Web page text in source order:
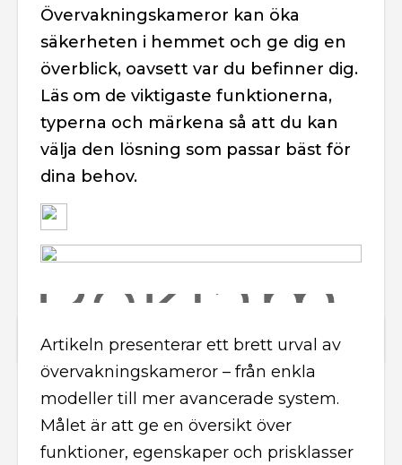
Övervakningskameror kan öka
säkerheten i hemmet och ge dig en
överblick, oavsett var du befinner dig.
Läs om de viktigaste funktionerna,
typerna och märkena så att du kan
välja den lösning som passar bäst för
dina behov.
Artikeln presenterar ett brett urval av
övervakningskameror – från enkla
modeller till mer avancerade system.
Målet är att ge en översikt över
funktioner, egenskaper och prisklasser